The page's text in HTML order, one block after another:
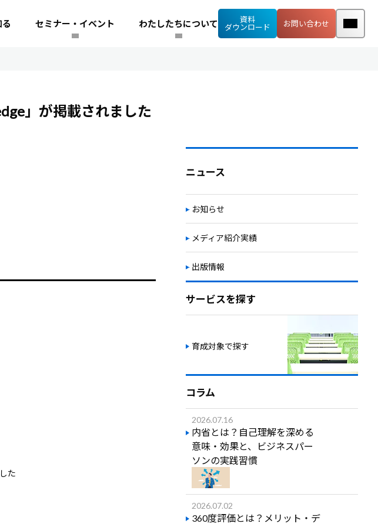
セミナー・イベント わたしたちについて
資料
ダウンロード
お問い合わせ
」が掲載されました
た
ニュース
お知らせ
メディア紹介実績
出版情報
サービスを探す
育成対象で探す
コラム
2026.07.16
内省とは？自己理解を深める
意味・効果と、ビジネスパー
ソンの実践習慣
2026.07.02
360度評価とは？メリット・デ